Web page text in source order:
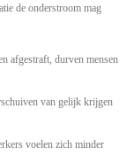
de onderstroom mag
afgestraft, durven mensen
van gelijk krijgen
voelen zich minder